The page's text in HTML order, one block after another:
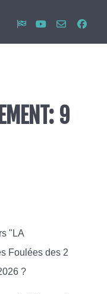
9
"LA
Foulées des 2
?